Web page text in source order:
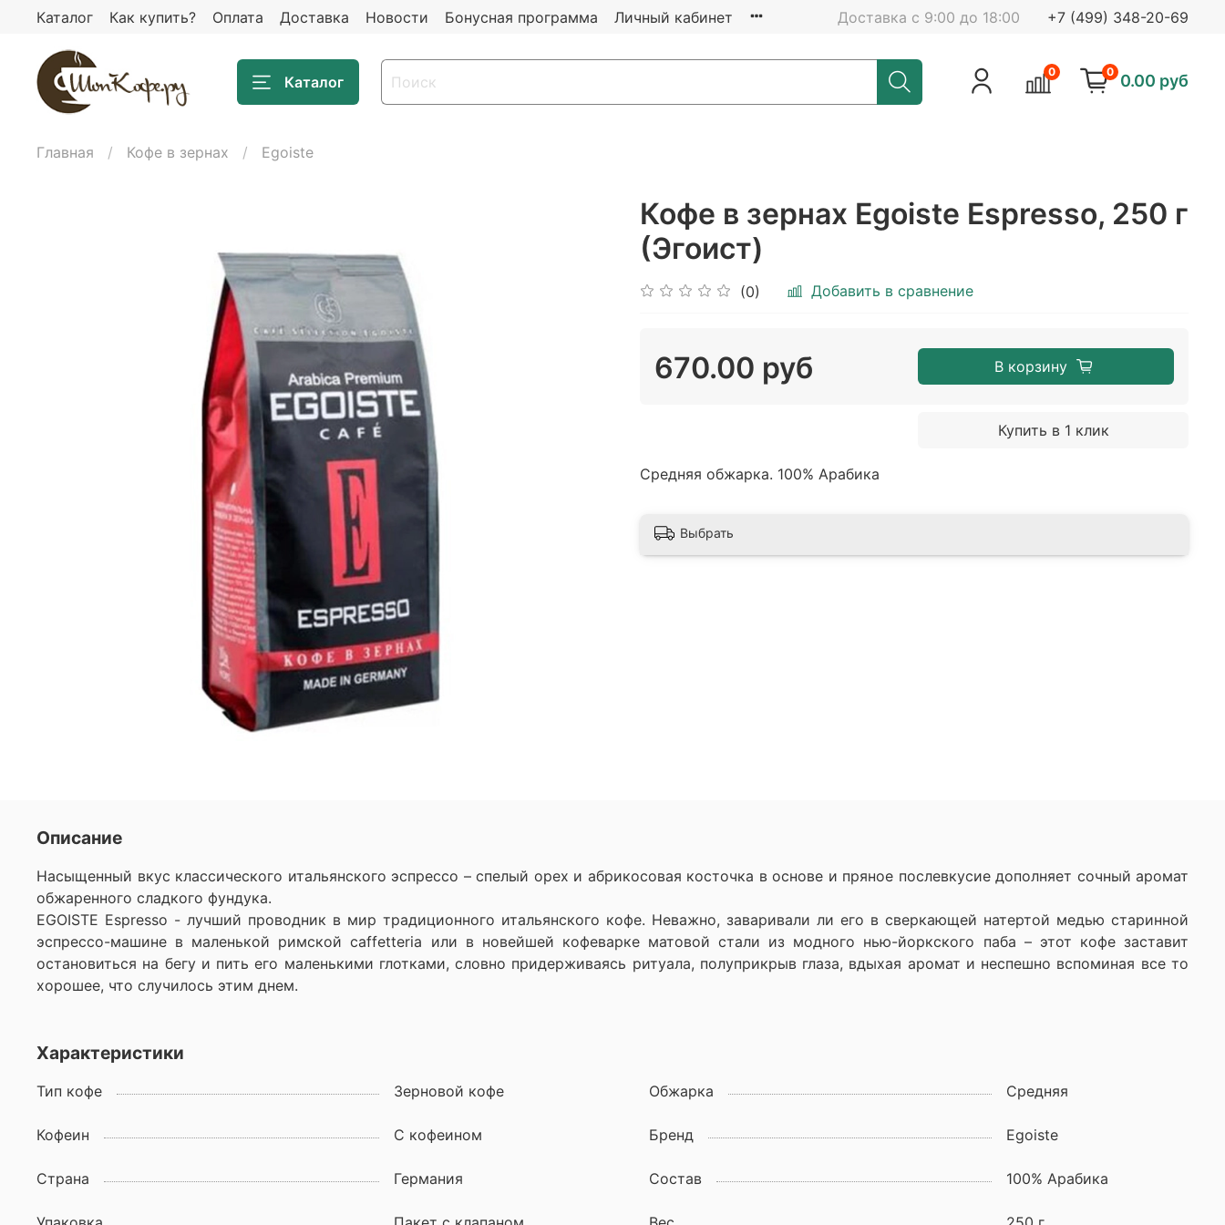
Каталог Как купить? Оплата Доставка Новости Бонусная программа Личный кабинет Доставка с 9:00 до 18:00 +7 (499) 348-20-69
Каталог
0 0 0.00 руб
Главная Кофе в зернах Egoiste
Кофе в зернах Egoiste Espresso, 250 г
(Эгоист)
(0) Добавить в сравнение
670.00 руб В корзину
Купить в 1 клик
Средняя обжарка. 100% Арабика
Выбрать
Описание
Насыщенный вкус классического итальянского эспрессо – спелый орех и абрикосовая косточка в основе и пряное послевкусие дополняет сочный аромат
обжаренного сладкого фундука.
EGOISTE Espresso - лучший проводник в мир традиционного итальянского кофе. Неважно, заваривали ли его в сверкающей натертой медью старинной
эспрессо-машине в маленькой римской caffetteria или в новейшей кофеварке матовой стали из модного нью-йоркского паба – этот кофе заставит
остановиться на бегу и пить его маленькими глотками, словно придерживаясь ритуала, полуприкрыв глаза, вдыхая аромат и неспешно вспоминая все то
хорошее, что случилось этим днем.
Характеристики
Тип кофе Зерновой кофе Обжарка Средняя
Кофеин С кофеином Бренд Egoiste
Страна Германия Состав 100% Арабика